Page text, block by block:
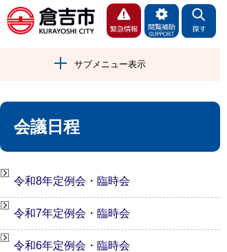
サブメニュー表示
会議日程
令和8年定例会・臨時会
令和7年定例会・臨時会
令和6年定例会・臨時会